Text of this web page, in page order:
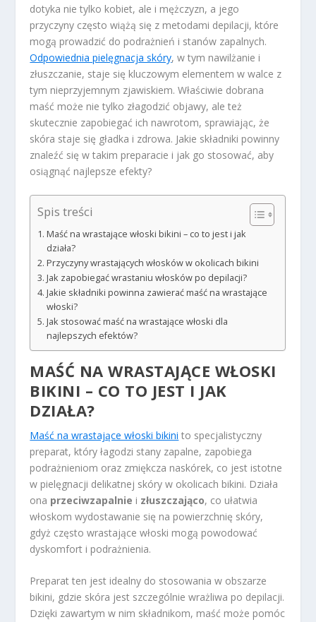
dotyka nie tylko kobiet, ale i mężczyzn, a jego
przyczyny często wiążą się z metodami depilacji, które
mogą prowadzić do podrażnień i stanów zapalnych.
Odpowiednia pielęgnacja skóry, w tym nawilżanie i
złuszczanie, staje się kluczowym elementem w walce z
tym nieprzyjemnym zjawiskiem. Właściwie dobrana
maść może nie tylko złagodzić objawy, ale też
skutecznie zapobiegać ich nawrotom, sprawiając, że
skóra staje się gładka i zdrowa. Jakie składniki powinny
znaleźć się w takim preparacie i jak go stosować, aby
osiągnąć najlepsze efekty?
Spis treści
Maść na wrastające włoski bikini – co to jest i jak
działa?
Przyczyny wrastających włosków w okolicach bikini
Jak zapobiegać wrastaniu włosków po depilacji?
Jakie składniki powinna zawierać maść na wrastające
włoski?
Jak stosować maść na wrastające włoski dla
najlepszych efektów?
MAŚĆ NA WRASTAJĄCE WŁOSKI
BIKINI – CO TO JEST I JAK
DZIAŁA?
Maść na wrastające włoski bikini to specjalistyczny
preparat, który łagodzi stany zapalne, zapobiega
podrażnieniom oraz zmiękcza naskórek, co jest istotne
w pielęgnacji delikatnej skóry w okolicach bikini. Działa
ona przeciwzapalnie i złuszczająco, co ułatwia
włoskom wydostawanie się na powierzchnię skóry,
gdyż często wrastające włoski mogą powodować
dyskomfort i podrażnienia.
Preparat ten jest idealny do stosowania w obszarze
bikini, gdzie skóra jest szczególnie wrażliwa po depilacji.
Dzięki zawartym w nim składnikom, maść może pomóc